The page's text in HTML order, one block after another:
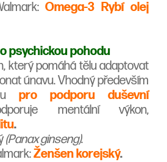
Omega-3 Rybí olej
psychickou pohodu
který pomáhá tělu adaptovat
únavu. Vhodný především
pro podporu duševní
mentální výkon,
.
(Panax ginseng).
Ženšen korejský.